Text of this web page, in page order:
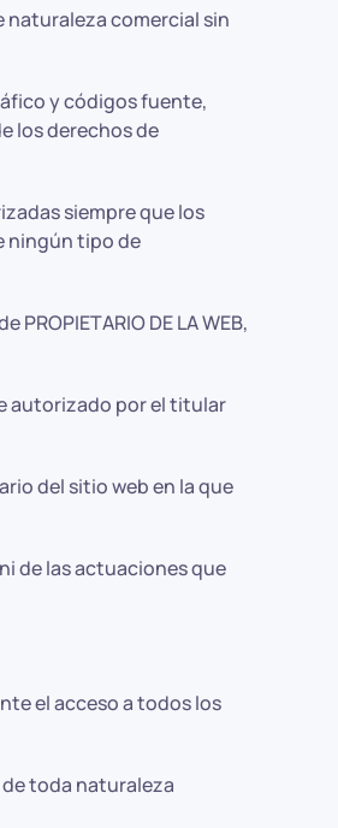
naturaleza comercial sin
y códigos fuente,
los derechos de
siempre que los
ningún tipo de
DE LA WEB,
autorizado por el titular
del sitio web en la que
de las actuaciones que
el acceso a todos los
de toda naturaleza